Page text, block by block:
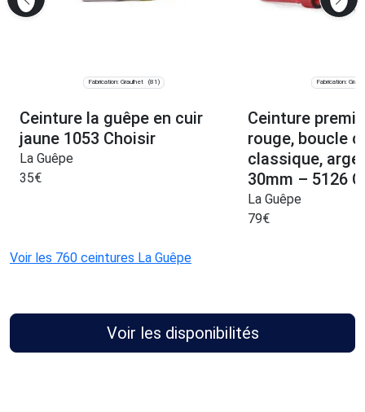
Fabrication: Graulhet (81)
Ceinture la guêpe en cuir
jaune 1053 Choisir
La Guêpe
35€
Fabrication:
Ceinture
rouge, boucle
classique,
30mm – 5126
La Guêpe
79€
Voir les 760 ceintures La Guêpe
Voir les disponibilités